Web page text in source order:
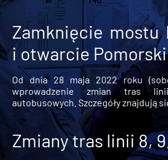
Zamknięcie mostu
i otwarcie
Od dnia 28 maja 2022 roku
wprowadzenie zmian tras
autobusowych. Szczegóły znajdują
Zmiany tras linii 8, 9,